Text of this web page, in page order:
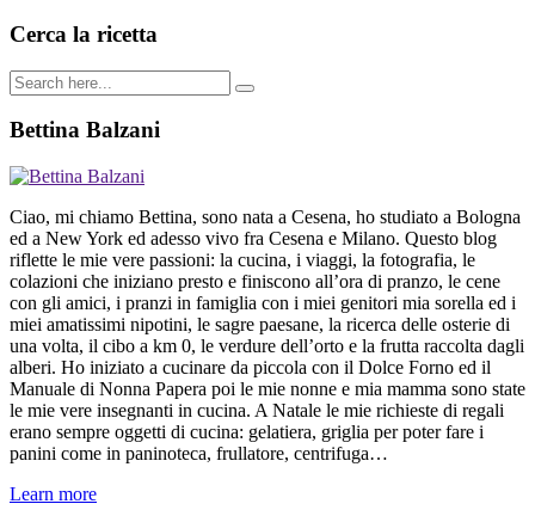
Cerca la ricetta
Bettina Balzani
Ciao, mi chiamo Bettina, sono nata a Cesena, ho studiato a Bologna
ed a New York ed adesso vivo fra Cesena e Milano. Questo blog
riflette le mie vere passioni: la cucina, i viaggi, la fotografia, le
colazioni che iniziano presto e finiscono all’ora di pranzo, le cene
con gli amici, i pranzi in famiglia con i miei genitori mia sorella ed i
miei amatissimi nipotini, le sagre paesane, la ricerca delle osterie di
una volta, il cibo a km 0, le verdure dell’orto e la frutta raccolta dagli
alberi. Ho iniziato a cucinare da piccola con il Dolce Forno ed il
Manuale di Nonna Papera poi le mie nonne e mia mamma sono state
le mie vere insegnanti in cucina. A Natale le mie richieste di regali
erano sempre oggetti di cucina: gelatiera, griglia per poter fare i
panini come in paninoteca, frullatore, centrifuga…
Learn more